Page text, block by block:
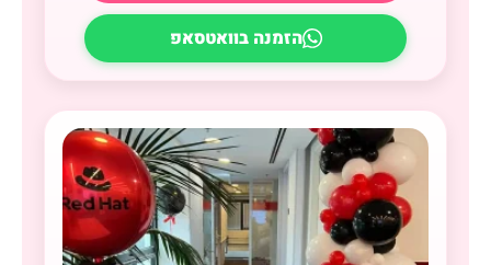
הזמנה בוואטסאפ